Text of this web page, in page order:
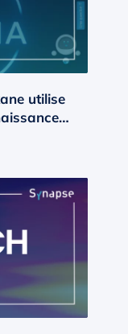
utilise
?